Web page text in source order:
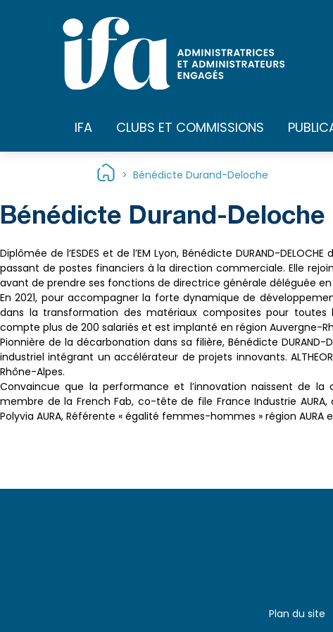
IFA CLUBS ET COMMISSIONS
> Bénédicte Durand-Deloche
Bénédicte Durand-Deloche
Diplômée de l’ESDES et de l’EM Lyon, Bénédicte DURAND-
passant de postes financiers à la direction commerciale. Elle
avant de prendre ses fonctions de directrice générale déléguée en
En 2021, pour accompagner la forte dynamique de
dans la transformation des matériaux composites pour toutes
compte plus de 200 salariés et est implanté en région Auvergne-
Pionnière de la décarbonation dans sa filière, Bénédicte
industriel intégrant un accélérateur de projets innovants.
Rhône-Alpes.
Convaincue que la performance et l’innovation naissent de la
membre de la French Fab, co-tête de file France Industrie
Polyvia AURA, Référente « égalité femmes-hommes » région
Plan du site